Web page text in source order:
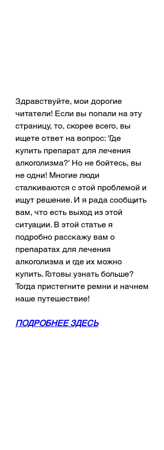
Здравствуйте, мои дорогие
читатели! Если вы попали на эту
страницу, то, скорее всего, вы
ищете ответ на вопрос: 'Где
купить препарат для лечения
алкоголизма?' Но не бойтесь, вы
не одни! Многие люди
сталкиваются с этой проблемой и
ищут решение. И я рада сообщить
вам, что есть выход из этой
ситуации. В этой статье я
подробно расскажу вам о
препаратах для лечения
алкоголизма и где их можно
купить. Готовы узнать больше?
Тогда пристегните ремни и начнем
наше путешествие!
ПОДРОБНЕЕ ЗДЕСЬ